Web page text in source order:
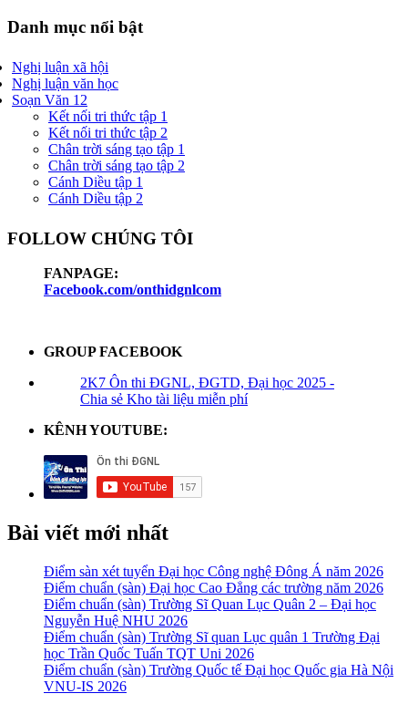
Danh mục nổi bật
Nghị luận xã hội
Nghị luận văn học
Soạn Văn 12
Kết nối tri thức tập 1
Kết nối tri thức tập 2
Chân trời sáng tạo tập 1
Chân trời sáng tạo tập 2
Cánh Diều tập 1
Cánh Diều tập 2
FOLLOW CHÚNG TÔI
FANPAGE:
Facebook.com/onthidgnlcom
GROUP FACEBOOK
2K7 Ôn thi ĐGNL, ĐGTD, Đại học 2025 -
Chia sẻ Kho tài liệu miễn phí
KÊNH YOUTUBE:
Bài viết mới nhất
Điểm sàn xét tuyển Đại học Công nghệ Đông Á năm 2026
Điểm chuẩn (sàn) Đại học Cao Đẳng các trường năm 2026
Điểm chuẩn (sàn) Trường Sĩ Quan Lục Quân 2 – Đại học
Nguyễn Huệ NHU 2026
Điểm chuẩn (sàn) Trường Sĩ quan Lục quân 1 Trường Đại
học Trần Quốc Tuấn TQT Uni 2026
Điểm chuẩn (sàn) Trường Quốc tế Đại học Quốc gia Hà Nội
VNU-IS 2026